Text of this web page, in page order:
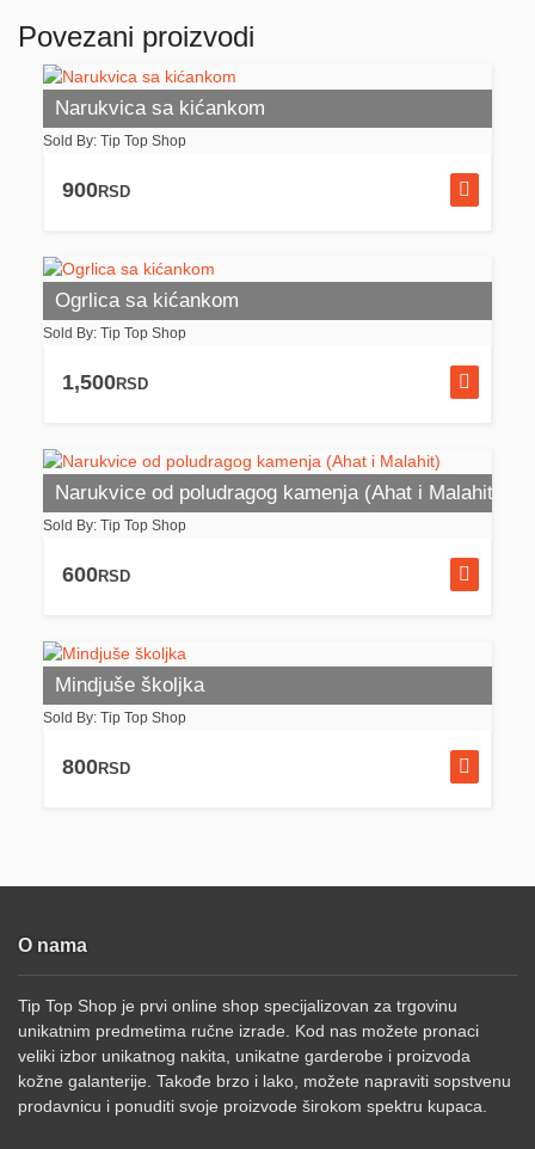
Povezani proizvodi
Narukvica sa kićankom
Sold By: Tip Top Shop
900RSD
Ogrlica sa kićankom
Sold By: Tip Top Shop
1,500RSD
Narukvice od poludragog kamenja (Ahat i Malahit)
Sold By: Tip Top Shop
600RSD
Mindjuše školjka
Sold By: Tip Top Shop
800RSD
O nama
Tip Top Shop je prvi online shop specijalizovan za trgovinu
unikatnim predmetima ručne izrade. Kod nas možete pronaci
veliki izbor unikatnog nakita, unikatne garderobe i proizvoda
kožne galanterije. Takođe brzo i lako, možete napraviti sopstvenu
prodavnicu i ponuditi svoje proizvode širokom spektru kupaca.